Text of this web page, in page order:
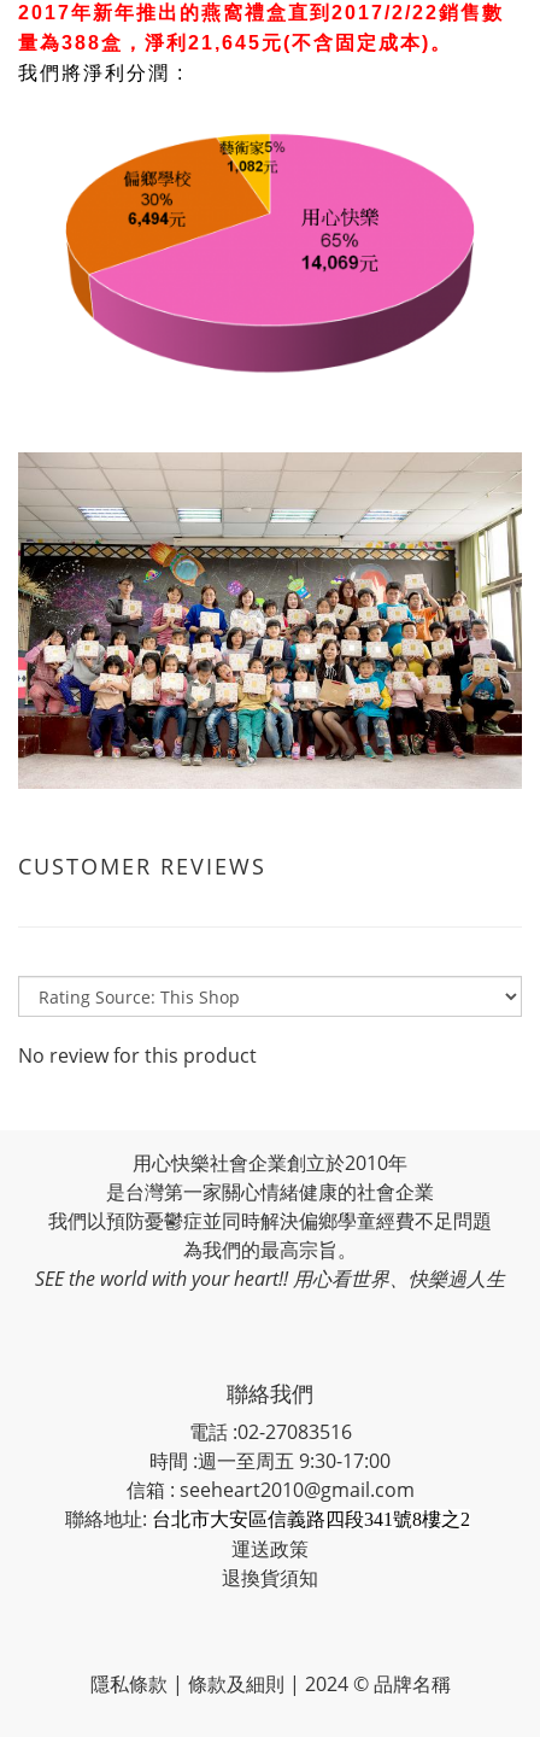
2017年新年推出的燕窩禮盒直到 2017/2/22銷售數
量為388盒， 淨利 21,645元(不含固定成本)。
我們將淨利分潤 :
CUSTOMER REVIEWS
No review for this product
用心快樂社會企業創立於2010年
是台灣第一家關心情緒健康的社會企業
我們以預防憂鬱症並同時解決偏鄉學童經費不足問題
為我們的最高宗旨。
SEE the world with your heart!! 用心看世界、快樂過人生
聯絡我們
電話 :02-27083516
時間 :週一至周五 9:30-17:00
信箱 : seeheart2010@gmail.com
聯絡地址: 台北市大安區信義路四段341號8樓之2
運送政策
退換貨須知
隱私條款 | 條款及細則 | 2024 © 品牌名稱